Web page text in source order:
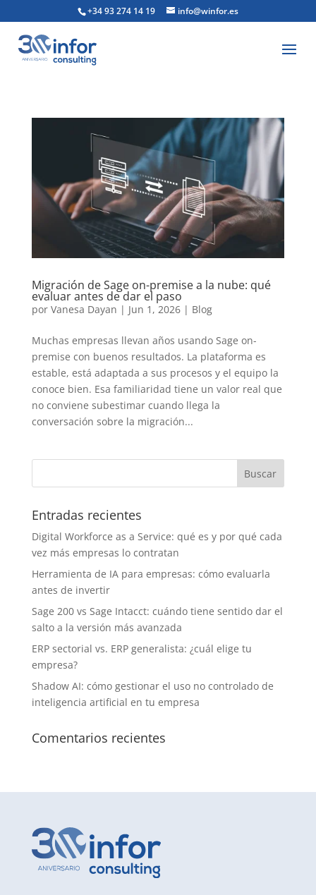
+34 93 274 14 19 info@winfor.es
Migración de Sage on-premise a la nube: qué
evaluar antes de dar el paso
por Vanesa Dayan | Jun 1, 2026| Blog
Muchas empresas llevan años usando Sage on-
premise con buenos resultados. La plataforma es
estable, está adaptada a sus procesos y el equipo la
conoce bien. Esa familiaridad tiene un valor real que
no conviene subestimar cuando llega la
conversación sobre la migración...
Entradas recientes
Digital Workforce as a Service: qué es y por qué cada
vez más empresas lo contratan
Herramienta de IA para empresas: cómo evaluarla
antes de invertir
Sage 200 vs Sage Intacct: cuándo tiene sentido dar el
salto a la versión más avanzada
ERP sectorial vs. ERP generalista: ¿cuál elige tu
empresa?
Shadow AI: cómo gestionar el uso no controlado de
inteligencia artificial en tu empresa
Comentarios recientes